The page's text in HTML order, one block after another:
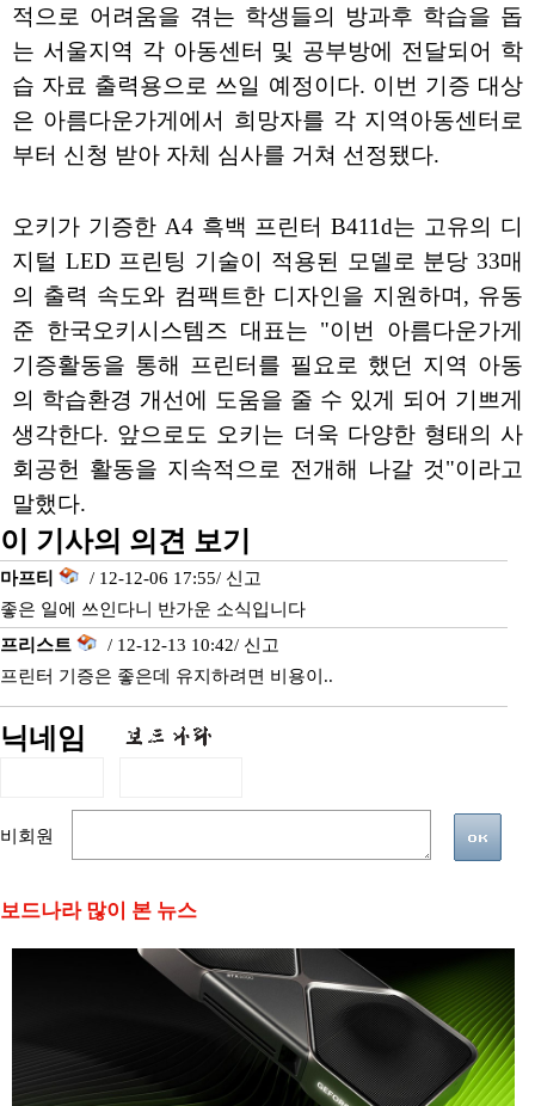
적으로 어려움을 겪는 학생들의 방과후 학습을 돕
는 서울지역 각 아동센터 및 공부방에 전달되어 학
습 자료 출력용으로 쓰일 예정이다. 이번 기증 대상
은 아름다운가게에서 희망자를 각 지역아동센터로
부터 신청 받아 자체 심사를 거쳐 선정됐다.
오키가 기증한 A4 흑백 프린터 B411d는 고유의 디
지털 LED 프린팅 기술이 적용된 모델로 분당 33매
의 출력 속도와 컴팩트한 디자인을 지원하며, 유동
준 한국오키시스템즈 대표는 "이번 아름다운가게
기증활동을 통해 프린터를 필요로 했던 지역 아동
의 학습환경 개선에 도움을 줄 수 있게 되어 기쁘게
생각한다. 앞으로도 오키는 더욱 다양한 형태의 사
회공헌 활동을 지속적으로 전개해 나갈 것"이라고
말했다.
이 기사의 의견 보기
마프티 / 12-12-06 17:55/ 신고
좋은 일에 쓰인다니 반가운 소식입니다
프리스트
/ 12-12-13 10:42/ 신고
프린터 기증은 좋은데 유지하려면 비용이..
닉네임
비회원
보드나라 많이 본 뉴스